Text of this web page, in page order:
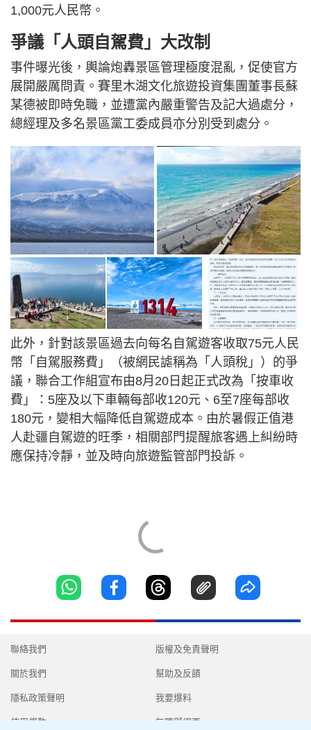
1,000元人民幣。
爭議「人頭自駕費」大改制
事件曝光後，輿論炮轟景區管理極度混亂，促使官方
展開嚴厲問責。賽里木湖文化旅遊投資集團董事長蘇
某德被即時免職，並遭黨內嚴重警告及記大過處分，
總經理及多名景區黨工委成員亦分別受到處分。
此外，針對該景區過去向每名自駕遊客收取75元人民
幣「自駕服務費」（被網民謔稱為「人頭稅」）的爭
議，聯合工作組宣布由8月20日起正式改為「按車收
費」：5座及以下車輛每部收120元、6至7座每部收
180元，變相大幅降低自駕遊成本。由於暑假正值港
人赴疆自駕遊的旺季，相關部門提醒旅客遇上糾紛時
應保持冷靜，並及時向旅遊監管部門投訴。
聯絡我們
關於我們
隱私政策聲明
使用條款
版權及免責聲明
幫助及反饋
我要爆料
無障礙網頁